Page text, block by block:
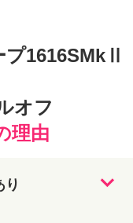
プ1616SMkⅡ
オフ
理由
り